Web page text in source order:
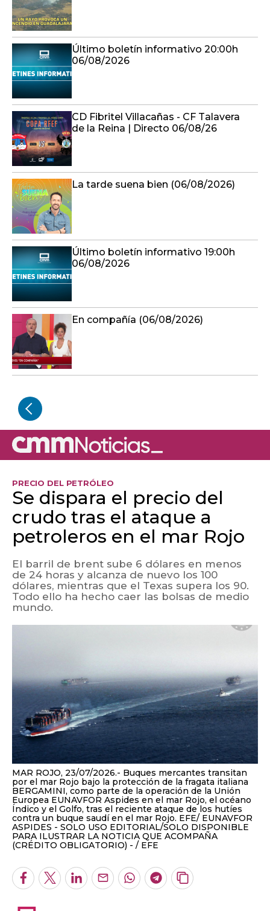
Último boletín informativo 20:00h
06/08/2026
CD Fibritel Villacañas - CF Talavera
de la Reina | Directo 06/08/26
La tarde suena bien (06/08/2026)
Último boletín informativo 19:00h
06/08/2026
En compañía (06/08/2026)
PRECIO DEL PETRÓLEO
Se dispara el precio del
crudo tras el ataque a
petroleros en el mar Rojo
El barril de brent sube 6 dólares en menos
de 24 horas y alcanza de nuevo los 100
dólares, mientras que el Texas supera los 90.
Todo ello ha hecho caer las bolsas de medio
mundo.
MAR ROJO, 23/07/2026.- Buques mercantes transitan
por el mar Rojo bajo la protección de la fragata italiana
BERGAMINI, como parte de la operación de la Unión
Europea EUNAVFOR Aspides en el mar Rojo, el océano
Índico y el Golfo, tras el reciente ataque de los hutíes
contra un buque saudí en el mar Rojo. EFE/ EUNAVFOR
ASPIDES - SOLO USO EDITORIAL/SOLO DISPONIBLE
PARA ILUSTRAR LA NOTICIA QUE ACOMPAÑA
(CRÉDITO OBLIGATORIO) -
EFE
Facebook
TwitterLinkedInEnviarWhatsapp
Telegram
Copiar